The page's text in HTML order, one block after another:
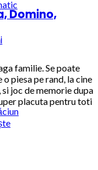
Domino,
familie. Se poate
piesa pe rand, la cine
joc de memorie dupa
placuta pentru toti